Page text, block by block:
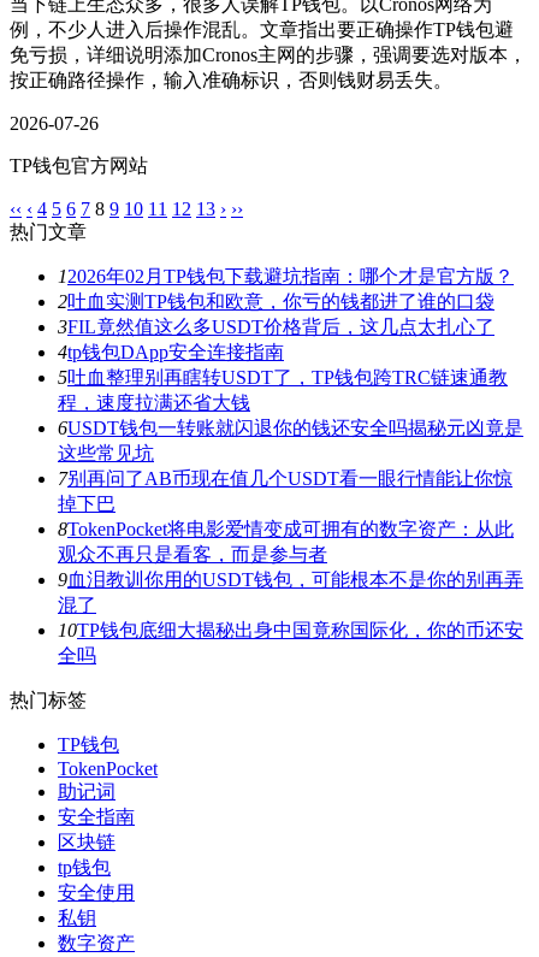
当下链上生态众多，很多人误解TP钱包。以Cronos网络为
例，不少人进入后操作混乱。文章指出要正确操作TP钱包避
免亏损，详细说明添加Cronos主网的步骤，强调要选对版本，
按正确路径操作，输入准确标识，否则钱财易丢失。
2026-07-26
TP钱包官方网站
‹‹ ‹ 4 5 6 7 8 9 10 11 12 13 › ››
热门文章
12026年02月TP钱包下载避坑指南：哪个才是官方版？
2吐血实测TP钱包和欧意，你亏的钱都进了谁的口袋
3FIL竟然值这么多USDT价格背后，这几点太扎心了
4tp钱包DApp安全连接指南
5吐血整理别再瞎转USDT了，TP钱包跨TRC链速通教
程，速度拉满还省大钱
6USDT钱包一转账就闪退你的钱还安全吗揭秘元凶竟是
这些常见坑
7别再问了AB币现在值几个USDT看一眼行情能让你惊
掉下巴
8TokenPocket将电影爱情变成可拥有的数字资产：从此
观众不再只是看客，而是参与者
9血泪教训你用的USDT钱包，可能根本不是你的别再弄
混了
10TP钱包底细大揭秘出身中国竟称国际化，你的币还安
全吗
热门标签
TP钱包
TokenPocket
助记词
安全指南
区块链
tp钱包
安全使用
私钥
数字资产